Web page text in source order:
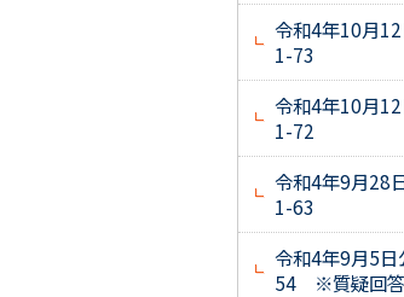
令和4年10月
1-73
令和4年10月
1-72
令和4年9月28
1-63
令和4年9月5
54 ※質疑回答